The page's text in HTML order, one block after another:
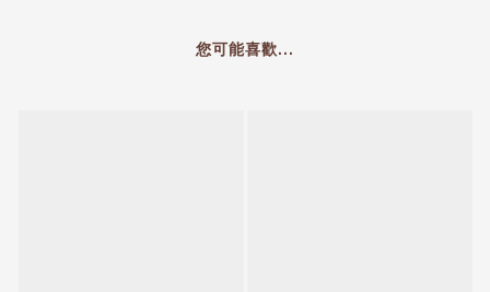
您可能喜歡...